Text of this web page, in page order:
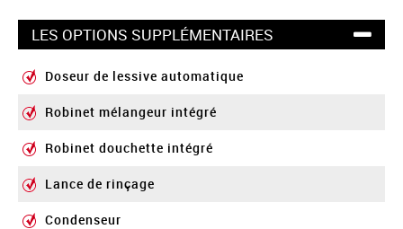
LES OPTIONS SUPPLÉMENTAIRES
Doseur de lessive automatique
Robinet mélangeur intégré
Robinet douchette intégré
Lance de rinçage
Condenseur